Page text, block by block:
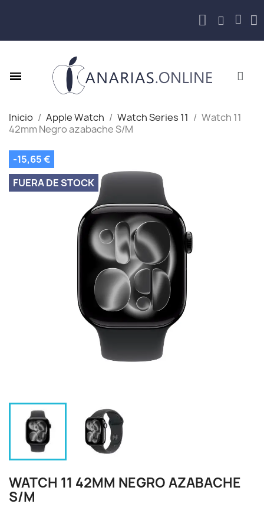
Inicio Apple Watch Watch Series 11
Watch 11
42mm Negro azabache S/M
-15,65 €
FUERA DE STOCK
WATCH 11 42MM NEGRO AZABACHE
S/M